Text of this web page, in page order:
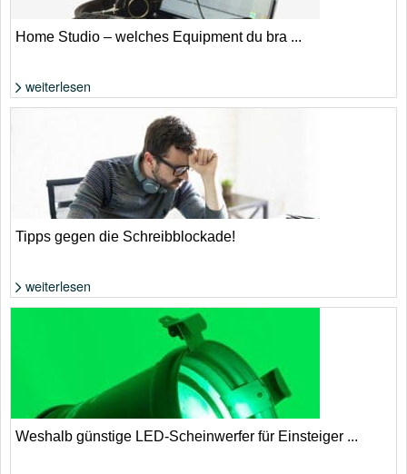
Home Studio – welches Equipment du bra ...
weiterlesen
Was tun, wenn einem nichts (mehr) einfällt? | Foto: Shutterstock von
Tipps gegen die Schreibblockade!
weiterlesen
Weshalb günstige LED-Scheinwerfer für Einsteiger ...